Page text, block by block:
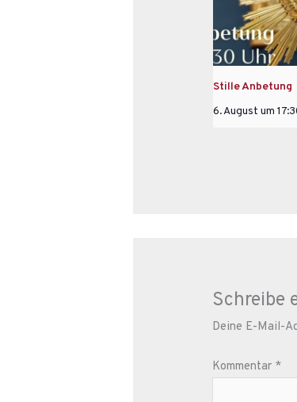
Stille Anbetung
6. August um
Schreibe
Deine E-Mail-
Kommentar *